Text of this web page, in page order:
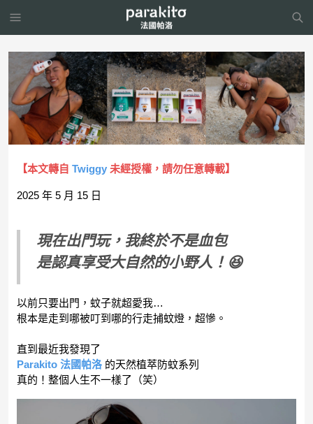
【本文轉自 Twiggy 未經授權，請勿任意轉載】
2025 年 5 月 15 日
現在出門玩，我終於不是血包
是認真享受大自然的小野人！😆
以前只要出門，蚊子就超愛我…
根本是走到哪被叮到哪的行走捕蚊燈，超慘。
直到最近我發現了
Parakito 法國帕洛 的天然植萃防蚊系列
真的！整個人生不一樣了（笑）